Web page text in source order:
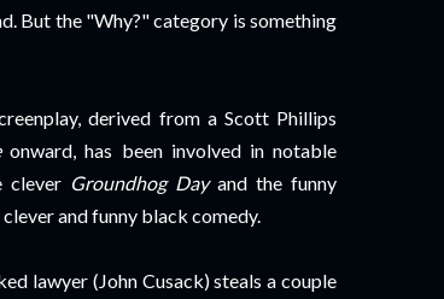
But the "Why?" category is something
derived from a Scott Phillips
onward, has been involved in notable
clever Groundhog Day and the funny
and funny black comedy.
lawyer (John Cusack) steals a couple